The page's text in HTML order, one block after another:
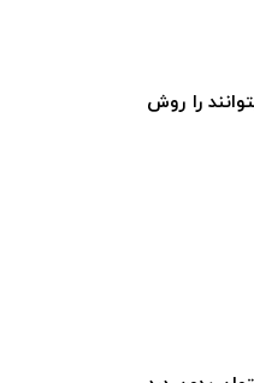
را روش